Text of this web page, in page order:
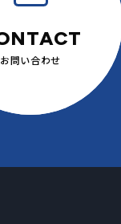
お問い合わせ